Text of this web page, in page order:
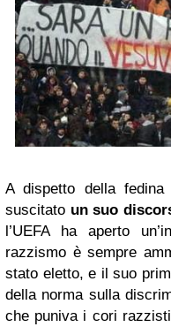
A dispetto della
suscitato un suo
l’UEFA ha aperto
razzismo è sempre
stato eletto, e il suo
della norma sulla
che puniva i cori